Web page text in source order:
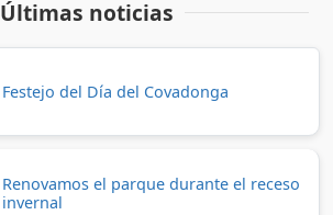
Últimas noticias
Festejo del Día del Covadonga
Renovamos el parque durante el receso
invernal